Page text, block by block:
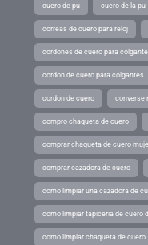
cuero de pu cuero de la pu
correas de cuero para reloj
cordones de cuero para
cordon de cuero para colgantes
cordon de cuero converse
compro chaqueta de cuero
comprar chaqueta de cuero
comprar cazadora de cuero
como limpiar una cazadora de
como limpiar tapiceria de cuero
como limpiar chaqueta de cuero